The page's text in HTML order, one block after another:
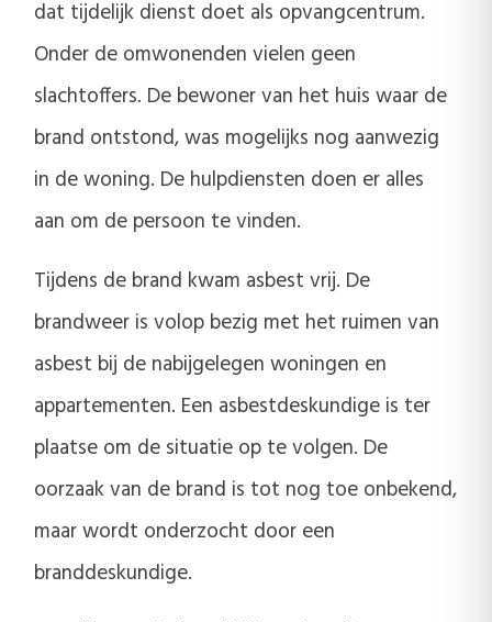
dat tijdelijk dienst doet als opvangcentrum.
Onder de omwonenden vielen geen
slachtoffers. De bewoner van het huis waar de
brand ontstond, was mogelijks nog aanwezig
in de woning. De hulpdiensten doen er alles
aan om de persoon te vinden.
Tijdens de brand kwam asbest vrij. De
brandweer is volop bezig met het ruimen van
asbest bij de nabijgelegen woningen en
appartementen. Een asbestdeskundige is ter
plaatse om de situatie op te volgen. De
oorzaak van de brand is tot nog toe onbekend,
maar wordt onderzocht door een
branddeskundige.